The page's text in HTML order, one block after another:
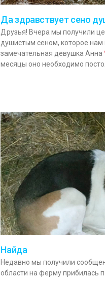
Да здравствует сено
Друзья! Вчера мы получили
душистым сеном, которое нам
замечательная девушка Анна
месяцы оно необходимо
Найда
Недавно мы получили
области на ферму прибилась